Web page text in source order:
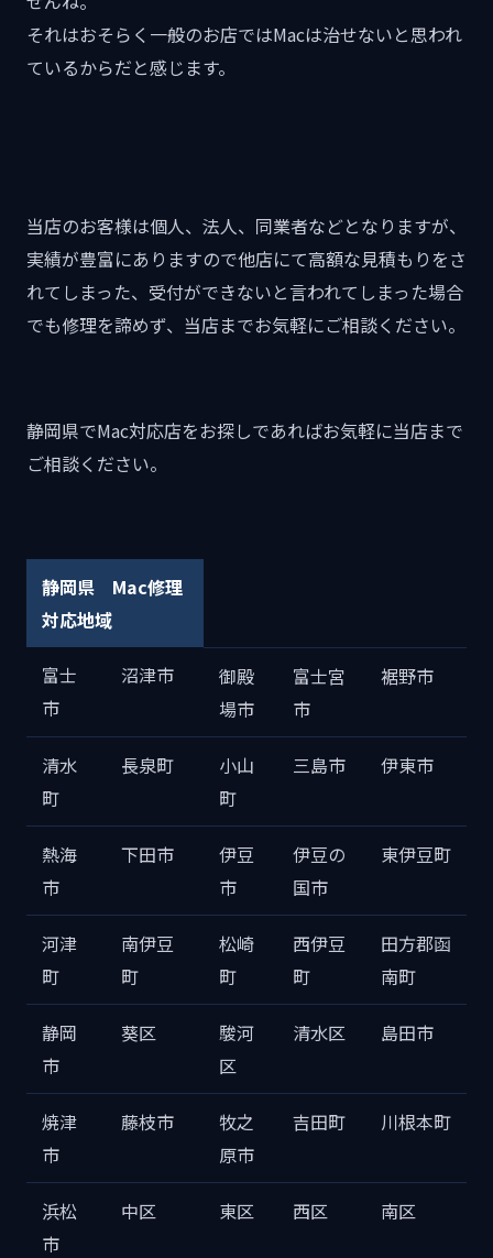
それはおそらく一般のお店ではMacは治せないと思われ
ているからだと感じます。
当店のお客様は個人、法人、同業者などとなりますが、
実績が豊富にありますので他店にて高額な見積もりをさ
れてしまった、受付ができないと言われてしまった場合
でも修理を諦めず、当店までお気軽にご相談ください。
静岡県でMac対応店をお探しであればお気軽に当店まで
ご相談ください。
静岡県 Mac修理
対応地域
富士
市
沼津市
御殿
場市
富士宮
市
裾野市
清水
町
長泉町
小山
町
三島市 伊東市
熱海
市
下田市
伊豆
市
伊豆の
国市
東伊豆町
河津
町
南伊豆
町
松崎
町
西伊豆
町
田方郡函
南町
静岡
市
葵区
駿河
区
清水区 島田市
焼津
市
藤枝市
牧之
原市
吉田町 川根本町
浜松
市
中区 東区 西区 南区